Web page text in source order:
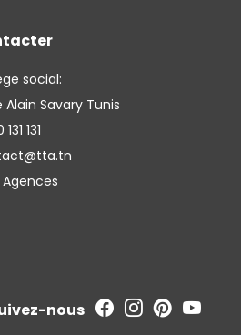
social:
Alain Savary Tunis
131
nous